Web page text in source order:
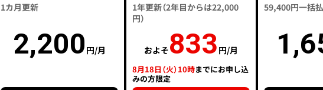
1カ月更新
2,200 円/月
1年更新（2年目からは22,000
円）
およそ833 円/月
8月18日（火）10時までにお申し込
みの方限定
59,400円一括